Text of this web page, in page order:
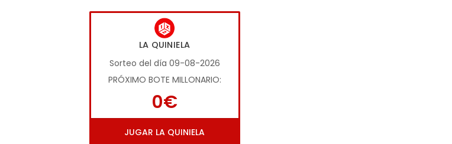
LA QUINIELA
Sorteo del día 09-08-2026
PRÓXIMO BOTE MILLONARIO:
0€
JUGAR LA QUINIELA